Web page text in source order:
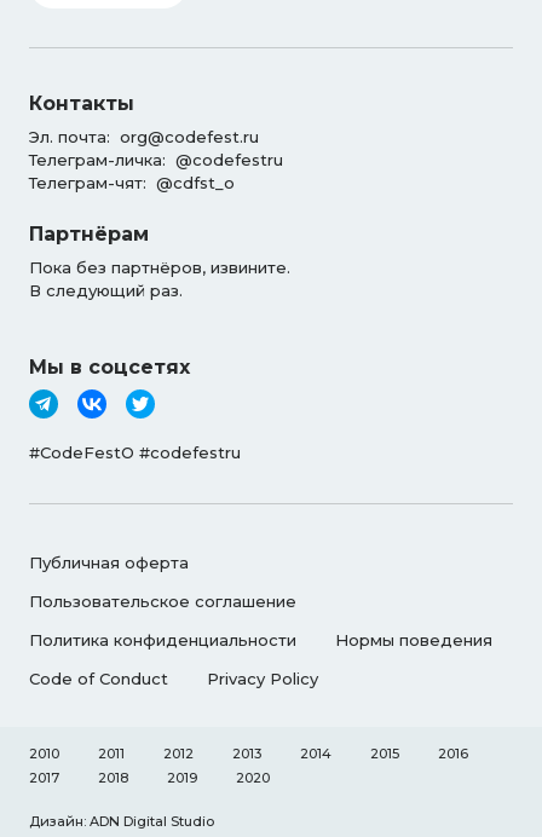
Контакты
Эл. почта: org@codefest.ru
Телеграм-личка: @codefestru
Телеграм-чят: @cdfst_o
Партнёрам
Пока без партнёров, извините.
В следующий раз.
Мы в соцсетях
#CodeFestO #codefestru
Публичная оферта
Пользовательское соглашение
Политика конфиденциальности
Нормы поведения
Code of Conduct
Privacy Policy
2010 2011 2012 2013 2014 2015
2016
2017
2018 2019 2020
Дизайн: ADN Digital Studio